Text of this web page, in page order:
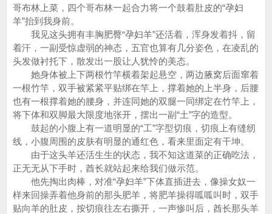
哥布林上菜，四个哥布林一起合力将一个鼓着肚皮的“孕妇
羊”抬到我身前。
我见这头拥有丰胸肥臀“孕妇羊”还活着，浑身发着抖，留
着汗，一副受惊虚弱的神态，五官也算有几分姿色，在凌乱的
头发做衬托下，散发出一股让人犹怜的美态。
她身体被上下两根竹竿横着架起悬空，两边腋窝后面窜着
一根竹竿，双手被紧紧平贴绑在竿上，撑着她的上半身，后腰
也有一根撑着她的腰身，并连同她的双腿一同绑定在竹竿上，
将下体和双脚最大限度地张开，摆出一副“土”字的造型。
鼓起的小腹上有一道明显的“工”字型切痕，切痕上有缝纫
线，小腹周围的皮肤有明显的通红色，看来里面定有干坤。
由于这头羊还活生生的状态，我不知这道菜的正确吃法，
正无无从下手时，酋长就站起来给我们做示范。
他先掏出肉棒，对准“孕妇羊”下体直插进去，像操女奴一
样来回操弄着他身前的那头肥羊，将肥羊操得呱呱叫时，双手
贴向羊的肚皮，按切痕往左右撕开，一声惨叫后，酋长那头羊